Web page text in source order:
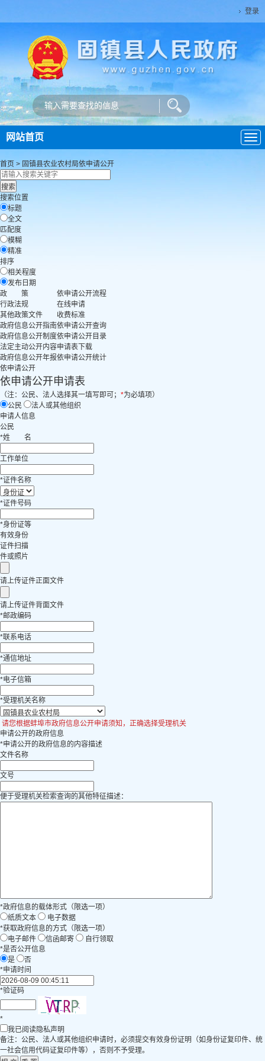
登录
导
航
网站首页
首页 > 固镇县农业农村局依申请公开
搜索位置
标题
全文
匹配度
模糊
精准
排序
相关程度
发布日期
政 策
行政法规
其他政策文件
政府信息公开指南
政府信息公开制度
法定主动公开内容
政府信息公开年报
依申请公开
依申请公开流程
在线申请
收费标准
依申请公开查询
依申请公开目录
申请表下载
依申请公开统计
依申请公开申请表
（注：公民、法人选择其一填写即可； *为必填项）
公民
法人或其他组织
申请人信息
公民
*姓 名
工作单位
*证件名称
*证件号码
*身份证等
有效身份
证件扫描
件或照片
请上传证件正面文件
请上传证件背面文件
*邮政编码
*联系电话
*通信地址
*电子信箱
*受理机关名称
请您根据蚌埠市政府信息公开申请须知，正确选择受理机关
申请公开的政府信息
*申请公开的政府信息的内容描述
文件名称
文号
便于受理机关检索查询的其他特征描述：
*政府信息的载体形式（限选一项）
纸质文本
电子数据
*获取政府信息的方式（限选一项）
电子邮件
信函邮寄
自行领取
*是否公开信息
是
否
*申请时间
*验证码
*
我已阅读隐私声明
备注：公民、法人或其他组织申请时，必须提交有效身份证明（如身份证复印件、统
一社会信用代码证复印件等），否则不予受理。